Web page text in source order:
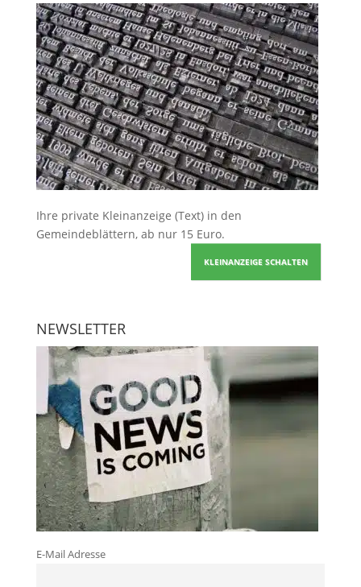
Ihre private Kleinanzeige (Text) in den
Gemeindeblättern, ab nur 15 Euro.
KLEINANZEIGE SCHALTEN
NEWSLETTER
E-Mail Adresse